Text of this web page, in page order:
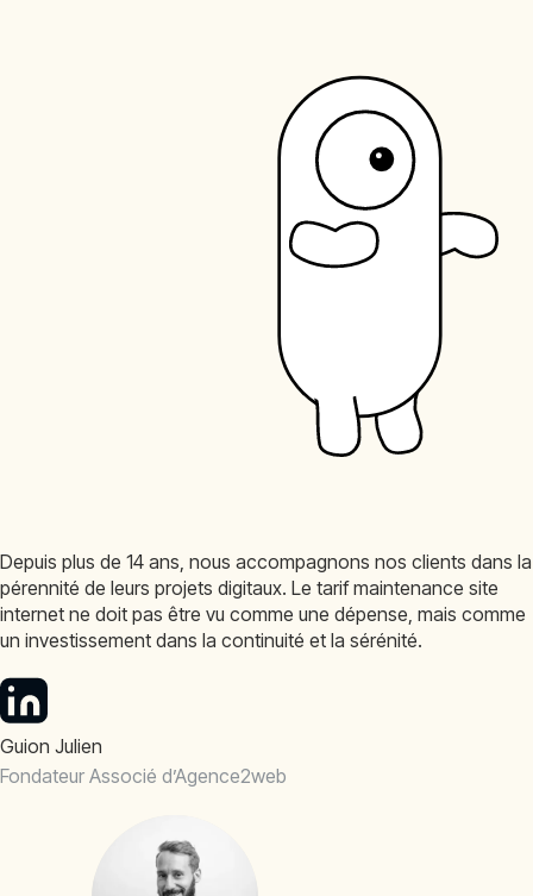
Depuis plus de 14 ans, nous accompagnons nos clients dans la
pérennité de leurs projets digitaux. Le tarif maintenance site
internet ne doit pas être vu comme une dépense, mais comme
un investissement dans la continuité et la sérénité.
Guion Julien
Fondateur Associé d’Agence2web